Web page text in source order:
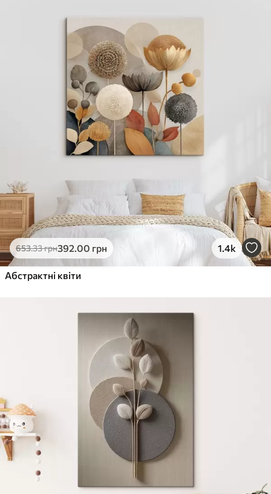
Яскраві, насичені кольори
Стійкість до вицвітання
Безпечне чорнило без запаху
Поверхня з текстурою полотна
Екологічний матеріал
грн
Яскраві, насичені кольори
Стійкість до вицвітання
✓ Поверхня з текстурою полотна
✗ Екологічний матеріал
Еко-Преміум
.00грн
✓Яскраві, насичені кольори
Поверхня з текстурою полотна
653.33грн392.00 грн 1.4k
Абстрактні квіти